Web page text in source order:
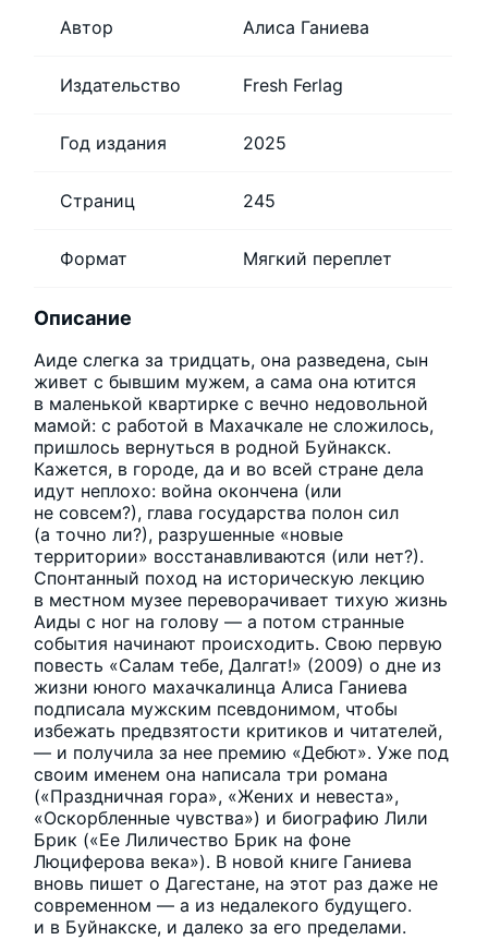
Автор Алиса Ганиева
Издательство Fresh Ferlag
Год издания 2025
Страниц 245
Формат Мягкий переплет
Описание
Аиде слегка за тридцать, она разведена, сын
живет с бывшим мужем, а сама она ютится
в маленькой квартирке с вечно недовольной
мамой: с работой в Махачкале не сложилось,
пришлось вернуться в родной Буйнакск.
Кажется, в городе, да и во всей стране дела
идут неплохо: война окончена (или
не совсем?), глава государства полон сил
(а точно ли?), разрушенные «новые
территории» восстанавливаются (или нет?).
Спонтанный поход на историческую лекцию
в местном музее переворачивает тихую жизнь
Аиды с ног на голову — а потом странные
события начинают происходить. Свою первую
повесть «Салам тебе, Далгат!» (2009) о дне из
жизни юного махачкалинца Алиса Ганиева
подписала мужским псевдонимом, чтобы
избежать предвзятости критиков и читателей,
— и получила за нее премию «Дебют». Уже под
своим именем она написала три романа
(«Праздничная гора», «Жених и невеста»,
«Оскорбленные чувства») и биографию Лили
Брик («Ее Лиличество Брик на фоне
Люциферова века»). В новой книге Ганиева
вновь пишет о Дагестане, на этот раз даже не
современном — а из недалекого будущего.
и в Буйнакске, и далеко за его пределами.